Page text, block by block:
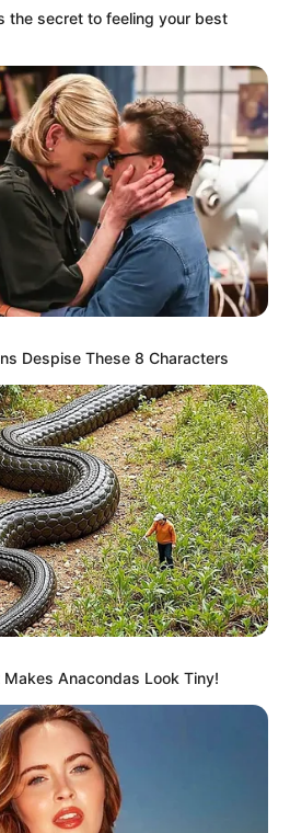
the secret to feeling your best
Despise These 8 Characters
Anacondas Look Tiny!